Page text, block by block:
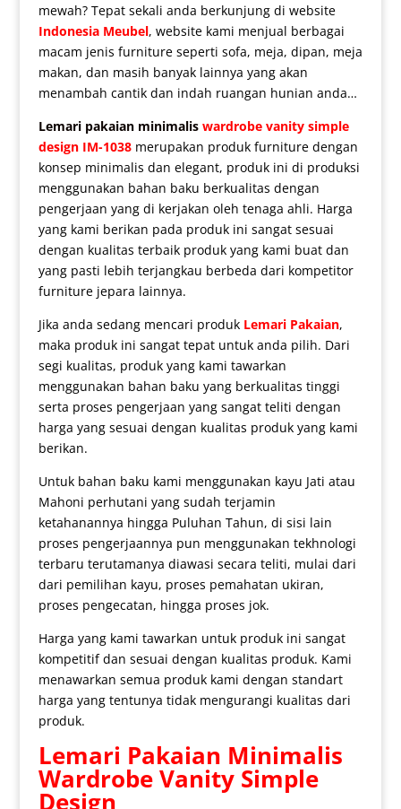
mewah? Tepat sekali anda berkunjung di website
Indonesia Meubel, website kami menjual berbagai
macam jenis furniture seperti sofa, meja, dipan, meja
makan, dan masih banyak lainnya yang akan
menambah cantik dan indah ruangan hunian anda…
Lemari pakaian minimaliswardrobe vanity simple
design IM-1038merupakan produk furniture dengan
konsep minimalis dan elegant, produk ini di produksi
menggunakan bahan baku berkualitas dengan
pengerjaan yang di kerjakan oleh tenaga ahli. Harga
yang kami berikan pada produk ini sangat sesuai
dengan kualitas terbaik produk yang kami buat dan
yang pasti lebih terjangkau berbeda dari kompetitor
furniture jepara lainnya.
Jika anda sedang mencari produk Lemari Pakaian,
maka produk ini sangat tepat untuk anda pilih. Dari
segi kualitas, produk yang kami tawarkan
menggunakan bahan baku yang berkualitas tinggi
serta proses pengerjaan yang sangat teliti dengan
harga yang sesuai dengan kualitas produk yang kami
berikan.
Untuk bahan baku kami menggunakan kayu Jati atau
Mahoni perhutani yang sudah terjamin
ketahanannya hingga Puluhan Tahun, di sisi lain
proses pengerjaannya pun menggunakan tekhnologi
terbaru terutamanya diawasi secara teliti, mulai dari
dari pemilihan kayu, proses pemahatan ukiran,
proses pengecatan, hingga proses jok.
Harga yang kami tawarkan untuk produk ini sangat
kompetitif dan sesuai dengan kualitas produk. Kami
menawarkan semua produk kami dengan standart
harga yang tentunya tidak mengurangi kualitas dari
produk.
Lemari Pakaian Minimalis
Wardrobe Vanity Simple
Design